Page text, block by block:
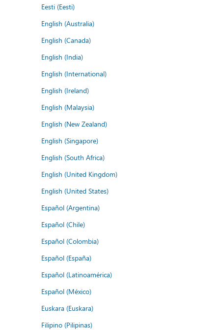
Eesti (Eesti)
English (Australia)
English (Canada)
English (India)
English (International)
English (Ireland)
English (Malaysia)
English (New Zealand)
English (Singapore)
English (South Africa)
English (United Kingdom)
English (United States)
Español (Argentina)
Español (Chile)
Español (Colombia)
Español (España)
Español (Latinoamérica)
Español (México)
Euskara (Euskara)
Filipino (Pilipinas)